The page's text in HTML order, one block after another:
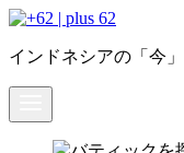
コ
テ
ン
インドネシアの「今」